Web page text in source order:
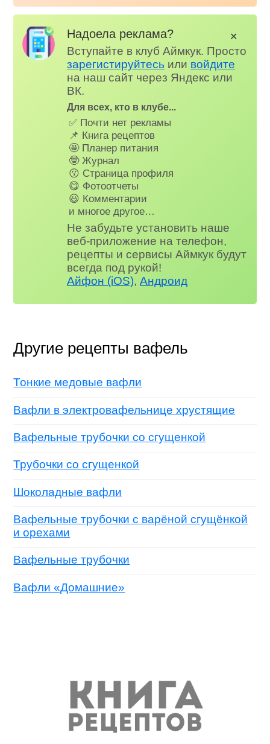
Надоела реклама?
Вступайте в клуб Аймкук. Просто
зарегистируйтесь или войдите
на наш сайт через Яндекс или
ВК.
Для всех, кто в клубе...
✅ Почти нет рекламы
📌 Книга рецептов
🤩 Планер питания
🤓 Журнал
😗 Страница профиля
😋 Фотоотчеты
😃 Комментарии
и многое другое…
Не забудьте установить наше
веб-приложение на телефон,
рецепты и сервисы Аймкук будут
всегда под рукой!
Айфон (iOS),Андроид
✕
Другие рецепты вафель
Тонкие медовые вафли
Вафли в электровафельнице хрустящие
Вафельные трубочки со сгущенкой
Трубочки со сгущенкой
Шоколадные вафли
Вафельные трубочки с варёной сгущёнкой
и орехами
Вафельные трубочки
Вафли «Домашние»